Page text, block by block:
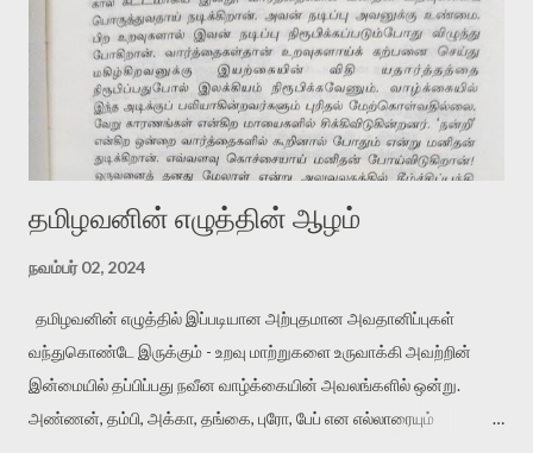
நெருக்கடியாக மாறுவதைப் பற்றி அவர் செய்த விமர்சனம் என்
எழுத்துக்குள் தாக்கத்தை செலுத்தியது. அது ஒரு அமைப்பியல் பார்வை
எனப் பின்னர் விளங்கிக்கொண்டேன். நான் தெரிதாவைப் படிக்கத்
தொடங்கிய பின்னர் அதைக் கடந்துவந்தேன். ஆனால்
பாண்டிச்சேரியென்றால...
தமிழவனின் எழுத்தின் ஆழம்
நவம்பர் 02, 2024
தமிழவனின் எழுத்தில் இப்படியான அற்புதமான அவதானிப்புகள்
வந்துகொண்டே இருக்கும் - உறவு மாற்றுகளை உருவாக்கி அவற்றின்
இன்மையில் தப்பிப்பது நவீன வாழ்க்கையின் அவலங்களில் ஒன்று.
அண்ணன், தம்பி, அக்கா, தங்கை, புரோ, பேப் என எல்லாரையும்